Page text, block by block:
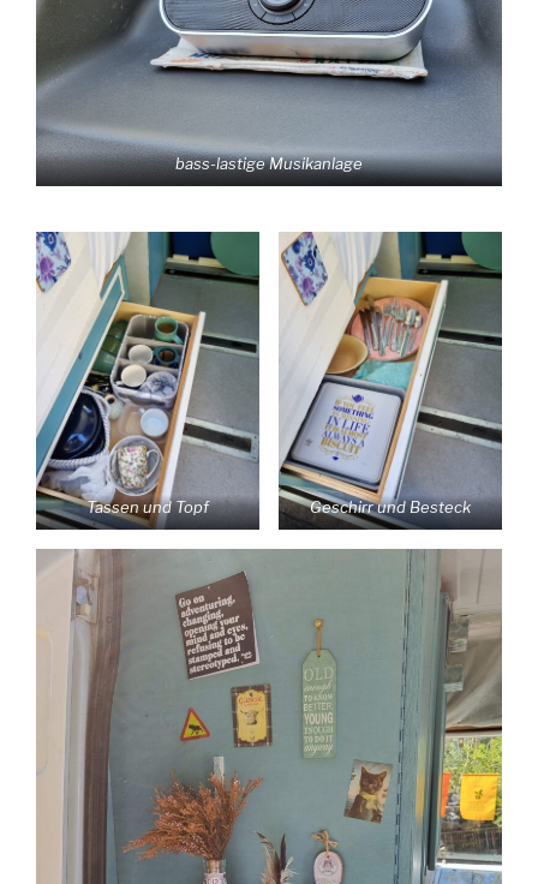
bass-lastige Musikanlage
Tassen und Topf Geschirr und Besteck